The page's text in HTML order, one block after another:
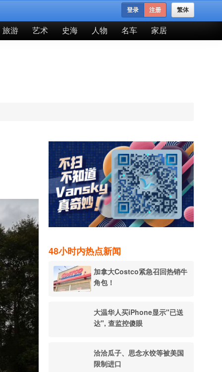
繁体
登录 注册
旅游 艺术 史海 人物 名车 家居
48小时内热点新闻
加拿大Costco紧急召回热销牛
角包！
大温华人买iPhone显示"已送
达", 查监控傻眼
洽洽瓜子、思念水饺等被美国
限制进口